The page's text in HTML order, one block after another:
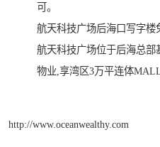
可。
航天科技广场后海口写字楼
航天科技广场位于后海总
物业,享湾区3万平连体
http://www.oceanwealthy.com